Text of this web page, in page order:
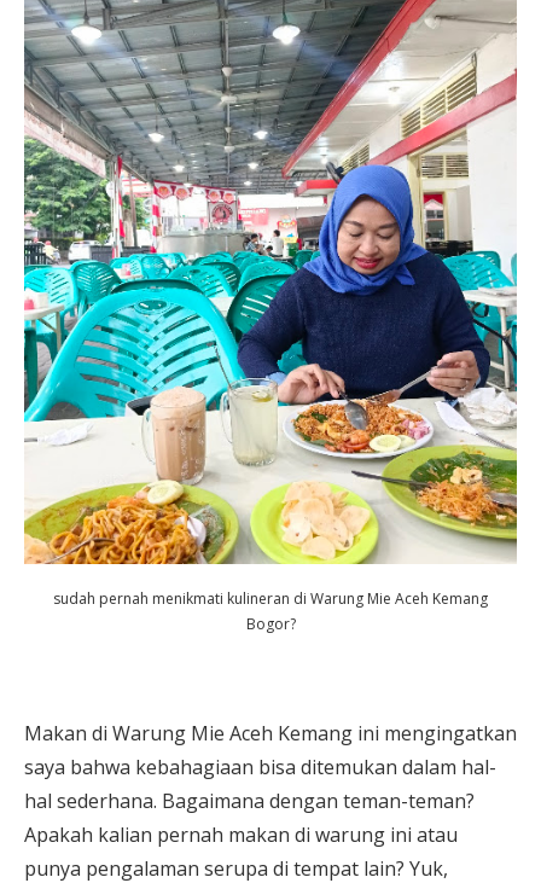
sudah pernah menikmati kulineran di Warung Mie Aceh Kemang
Bogor?
Makan di Warung Mie Aceh Kemang ini mengingatkan
saya bahwa kebahagiaan bisa ditemukan dalam hal-
hal sederhana. Bagaimana dengan teman-teman?
Apakah kalian pernah makan di warung ini atau
punya pengalaman serupa di tempat lain? Yuk,